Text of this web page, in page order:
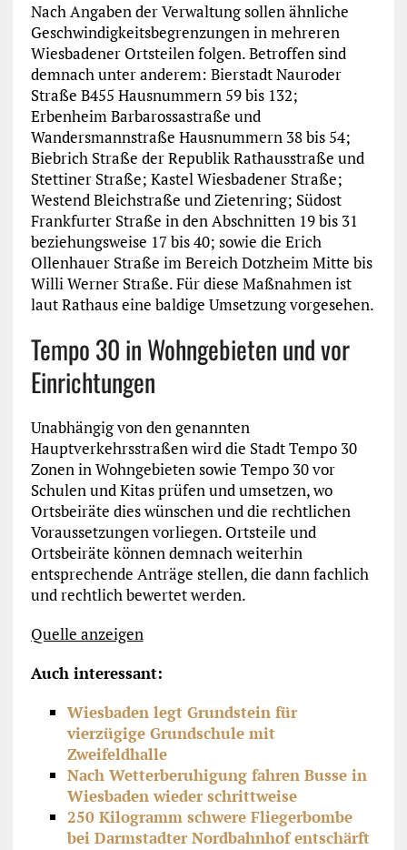
Nach Angaben der Verwaltung sollen ähnliche
Geschwindigkeitsbegrenzungen in mehreren
Wiesbadener Ortsteilen folgen. Betroffen sind
demnach unter anderem: Bierstadt Nauroder
Straße B455 Hausnummern 59 bis 132;
Erbenheim Barbarossastraße und
Wandersmannstraße Hausnummern 38 bis 54;
Biebrich Straße der Republik Rathausstraße und
Stettiner Straße; Kastel Wiesbadener Straße;
Westend Bleichstraße und Zietenring; Südost
Frankfurter Straße in den Abschnitten 19 bis 31
beziehungsweise 17 bis 40; sowie die Erich
Ollenhauer Straße im Bereich Dotzheim Mitte bis
Willi Werner Straße. Für diese Maßnahmen ist
laut Rathaus eine baldige Umsetzung vorgesehen.
Tempo 30 in Wohngebieten und vor
Einrichtungen
Unabhängig von den genannten
Hauptverkehrsstraßen wird die Stadt Tempo 30
Zonen in Wohngebieten sowie Tempo 30 vor
Schulen und Kitas prüfen und umsetzen, wo
Ortsbeiräte dies wünschen und die rechtlichen
Voraussetzungen vorliegen. Ortsteile und
Ortsbeiräte können demnach weiterhin
entsprechende Anträge stellen, die dann fachlich
und rechtlich bewertet werden.
Quelle anzeigen
Auch interessant:
Wiesbaden legt Grundstein für
vierzügige Grundschule mit
Zweifeldhalle
Nach Wetterberuhigung fahren Busse in
Wiesbaden wieder schrittweise
250 Kilogramm schwere Fliegerbombe
bei Darmstadter Nordbahnhof entschärft